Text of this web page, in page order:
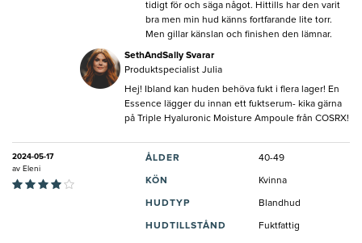
tidigt för och säga något. Hittills har den varit
bra men min hud känns fortfarande lite torr.
Men gillar känslan och finishen den lämnar.
SethAndSally Svarar
Produktspecialist Julia
Hej! Ibland kan huden behöva fukt i flera lager! En
Essence lägger du innan ett fuktserum- kika gärna
på Triple Hyaluronic Moisture Ampoule från COSRX!
2024-05-17
av Eleni
ÅLDER 40-49
KÖN Kvinna
HUDTYP Blandhud
HUDTILLSTÅND Fuktfattig